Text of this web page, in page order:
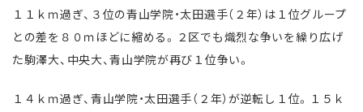
１１ｋｍ過ぎ、３位の青山学院・太田選手（２年）は１位グループ
との差を８０ｍほどに縮める。２区でも熾烈な争いを繰り広げ
た駒澤大、中央大、青山学院が再び１位争い。
１４ｋｍ過ぎ、青山学院・太田選手（２年）が逆転し１位。１５ｋ